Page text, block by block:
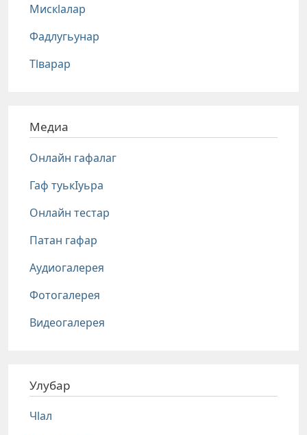
Мискlалар
Фадлугьунар
Тlварар
Медиа
Онлайн гафалаг
Гаф туькIуьра
Онлайн тестар
Патан гафар
Аудиогалерея
Фотогалерея
Видеогалерея
Улубар
Чlал